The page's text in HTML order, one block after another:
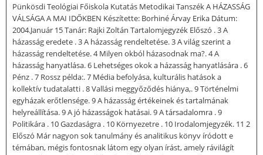
Pünkösdi Teológiai Főiskola Kutatás Metodikai Tanszék A HÁZASSÁG
VÁLSÁGA A MAI IDŐKBEN Készítette: Borhiné Árvay Erika Dátum:
2004.Január 15 Tanár: Rajki Zoltán Tartalomjegyzék Előszó . 3 A
házasság eredete . 3 A házasság rendeltetése. 3 A világ szerint a
házasság rendeltetése. 4 Milyen okból házasodnak ma?. 4 A
házasság hanyatlása. 6 Lehetséges okok a házasság hanyatlására . 6
Pénz . 7 Rossz példa:. 7 Média befolyása, kulturális hatások a
kollektív tudatalatti . 8 Vallási meggyőződés hiánya,. 9 Történelmi
egyházak erőtlensége. 9 A házasság értékeinek és tartalmának
helyreállítása. 9 A jó házasságok hatásai. 9 A társadalomra . 9
Politikára . 10 Gazdaságra . 10 Környezetre . 10 Irodalomjegyzék. 11 2
Előszó Már nagyon sok tanulmány és analitikus könyv íródott e
témában, mégis fontosnak látom egy olyan írást, amely rávilágít